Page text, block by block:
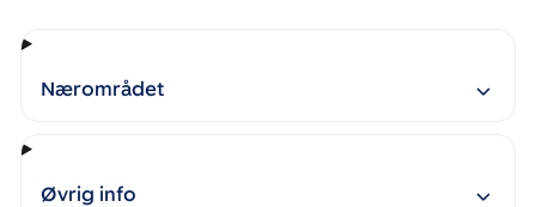
Nærområdet
Øvrig info